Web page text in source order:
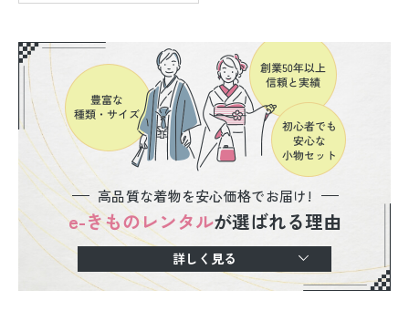
高品質な着物を安心価格でお届け!
e-きものレンタルが選ばれる理由
詳しく見る